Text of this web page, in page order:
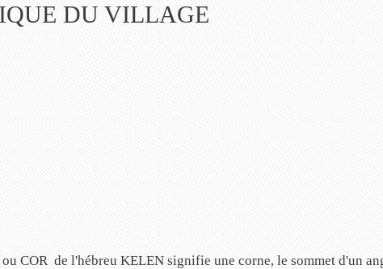
DU VILLAGE
COR de l'hébreu KELEN signifie une corne, le sommet d'un